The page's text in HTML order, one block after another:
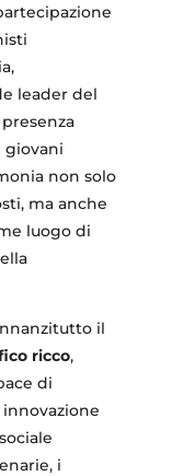
leader del
giovani
non solo
ma anche
luogo di
il
ricco,
di
i